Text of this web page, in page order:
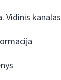
Vidinis kanalas